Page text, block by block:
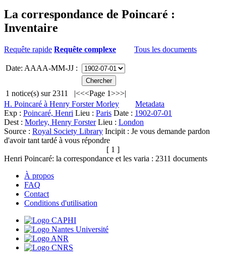
La correspondance de Poincaré :
Inventaire
Requête rapide Requête complexe Tous les documents
Date: AAAA-MM-JJ :
1 notice(s) sur 2311 |<<<Page 1>>>|
H. Poincaré à Henry Forster Morley
Metadata
Exp : Poincaré, Henri Lieu : Paris Date : 1902-07-01
Dest : Morley, Henry ForsterLieu : London
Source : Royal Society Library Incipit : Je vous demande pardon
d'avoir tant tardé à vous répondre
[ 1 ]
Henri Poincaré: la correspondance et les varia : 2311 documents
À propos
FAQ
Contact
Conditions d'utilisation